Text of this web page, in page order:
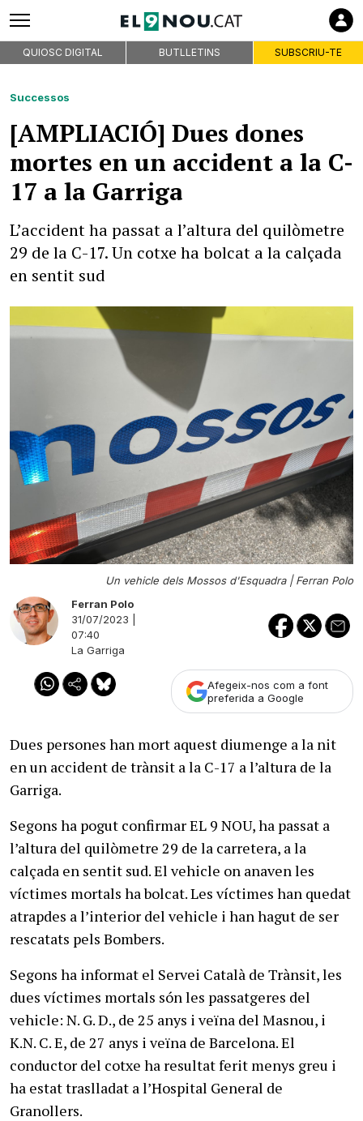
QUIOSC DIGITAL BUTLLETINS SUBSCRIU-TE
Successos
[AMPLIACIÓ] Dues dones
mortes en un accident a la C-
17 a la Garriga
L’accident ha passat a l’altura del quilòmetre
29 de la C-17. Un cotxe ha bolcat a la calçada
en sentit sud
Un vehicle dels Mossos d'Esquadra |Ferran Polo
Ferran Polo
31/07/2023 |
07:40
La Garriga
Afegeix-nos com a font
preferida a Google
Dues persones han mort aquest diumenge a la nit
en un accident de trànsit a la C-17 a l’altura de la
Garriga.
Segons ha pogut confirmar EL 9 NOU, ha passat a
l’altura del quilòmetre 29 de la carretera, a la
calçada en sentit sud. El vehicle on anaven les
víctimes mortals ha bolcat. Les víctimes han quedat
atrapdes a l’interior del vehicle i han hagut de ser
rescatats pels Bombers.
Segons ha informat el Servei Català de Trànsit, les
dues víctimes mortals són les passatgeres del
vehicle: N. G. D., de 25 anys i veïna del Masnou, i
K.N. C. E, de 27 anys i veïna de Barcelona. El
conductor del cotxe ha resultat ferit menys greu i
ha estat traslladat a l’Hospital General de
Granollers.